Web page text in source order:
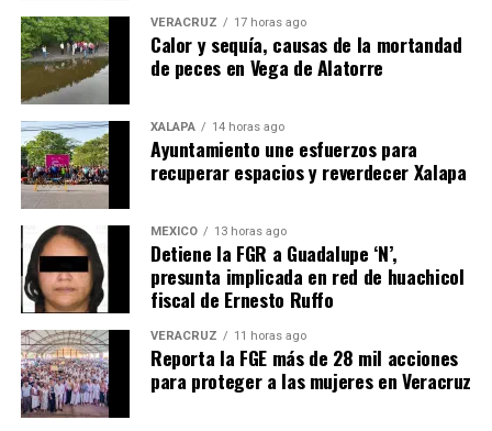
VERACRUZ 17 horas ago
Calor y sequía, causas de la mortandad
de peces en Vega de Alatorre
XALAPA 14 horas ago
Ayuntamiento une esfuerzos para
recuperar espacios y reverdecer Xalapa
MÉXICO 13 horas ago
Detiene la FGR a Guadalupe ‘N’,
presunta implicada en red de huachicol
fiscal de Ernesto Ruffo
VERACRUZ 11 horas ago
Reporta la FGE más de 28 mil acciones
para proteger a las mujeres en Veracruz